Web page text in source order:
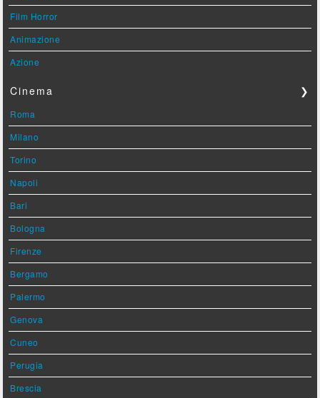
Film Horror
Animazione
Azione
Cinema ❯
Roma
Milano
Torino
Napoli
Bari
Bologna
Firenze
Bergamo
Palermo
Genova
Cuneo
Perugia
Brescia